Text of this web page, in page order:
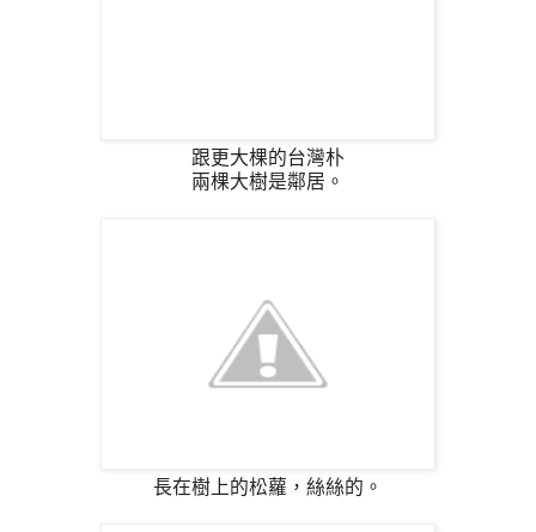
跟更大棵的台灣朴
兩棵大樹是鄰居。
長在樹上的松蘿，絲絲的。